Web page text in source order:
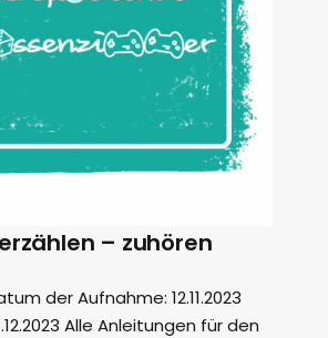
– zuhören
der Aufnahme: 12.11.2023
Alle Anleitungen für den